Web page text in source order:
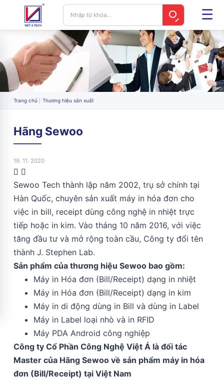
Trang chủ Thương hiệu sản xuất
Hãng Sewoo
19. 11. 2020
Sewoo Tech thành lập năm 2002, trụ sở chính tại
Hàn Quốc, chuyên sản xuất máy in hóa đơn cho
việc in bill, receipt dùng công nghệ in nhiệt trực
tiếp hoặc in kim. Vào tháng 10 năm 2016, với việc
tăng đầu tư và mở rộng toàn cầu, Công ty đổi tên
thành J. Stephen Lab.
Sản phẩm của thương hiệu Sewoo bao gồm:
Máy in Hóa đơn (Bill/Receipt) dạng in nhiệt
Máy in Hóa đơn (Bill/Receipt) dạng in kim
Máy in di động dùng in Bill và dùng in Label
Máy in Label loại nhò và in RFID
Máy PDA Android công nghiệp
Công ty Cổ Phần Công Nghệ Việt Á là đối tác
Master của Hãng Sewoo về sản phẩm máy in hóa
đơn (Bill/Receipt) tại Việt Nam